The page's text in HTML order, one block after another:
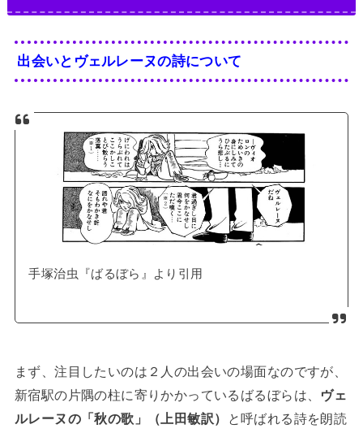
出会いとヴェルレーヌの詩について
手塚治虫『ばるぼら』より引用
まず、注目したいのは２人の出会いの場面なのですが、
新宿駅の片隅の柱に寄りかかっているばるぼらは、 ヴェ
ルレーヌの「秋の歌」（上田敏訳）
と呼ばれる詩を朗読